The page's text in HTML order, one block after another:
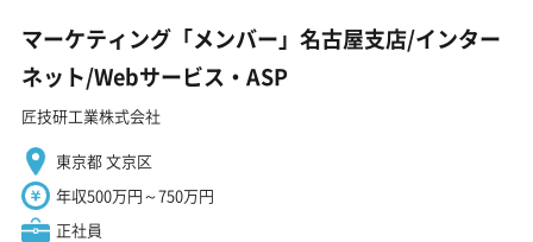
マーケティング「メンバー」名古屋支店/インター
ネット/Webサービス・ASP
匠技研工業株式会社
東京都 文京区
年収500万円～750万円
正社員